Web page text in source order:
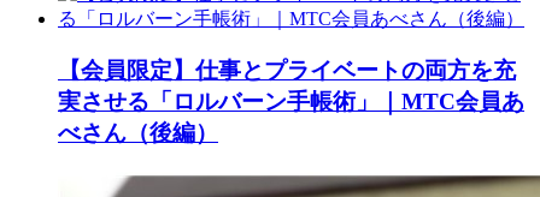
【会員限定】仕事とプライベートの両方を充
実させる「ロルバーン手帳術」｜MTC会員あ
べさん（後編）